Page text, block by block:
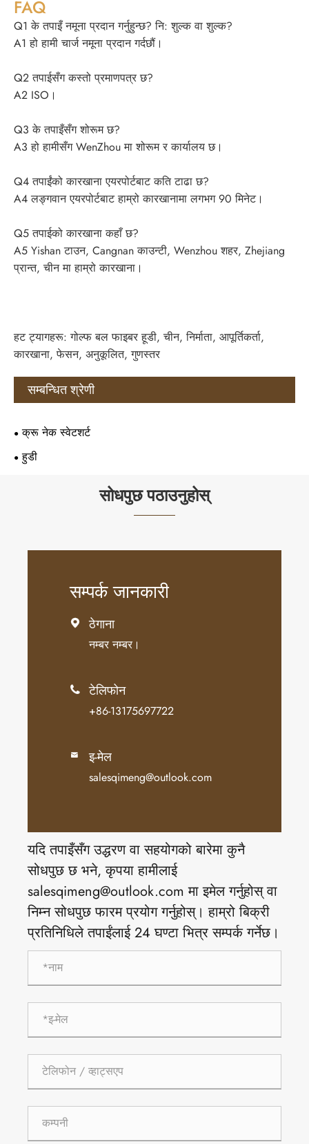
FAQ
Q1 के तपाइँ नमूना प्रदान गर्नुहुन्छ? नि: शुल्क वा शुल्क?
A1 हो हामी चार्ज नमूना प्रदान गर्दछौं।
Q2 तपाईसँग कस्तो प्रमाणपत्र छ?
A2 ISO।
Q3 के तपाइँसँग शोरूम छ?
A3 हो हामीसँग WenZhou मा शोरूम र कार्यालय छ।
Q4 तपाईंको कारखाना एयरपोर्टबाट कति टाढा छ?
A4 लङ्गवान एयरपोर्टबाट हाम्रो कारखानामा लगभग 90 मिनेट।
Q5 तपाईको कारखाना कहाँ छ?
A5 Yishan टाउन, Cangnan काउन्टी, Wenzhou शहर, Zhejiang
प्रान्त, चीन मा हाम्रो कारखाना।
हट ट्यागहरू: गोल्फ बल फाइबर हूडी, चीन, निर्माता, आपूर्तिकर्ता,
कारखाना, फेसन, अनुकूलित, गुणस्तर
सम्बन्धित श्रेणी
क्रू नेक स्वेटशर्ट
हुडी
सोधपुछ पठाउनुहोस्
सम्पर्क जानकारी
 ठेगाना
नम्बर नम्बर।
 टेलिफोन
+86-13175697722
 इ-मेल
salesqimeng@outlook.com
यदि तपाइँसँग उद्धरण वा सहयोगको बारेमा कुनै
सोधपुछ छ भने, कृपया हामीलाई
salesqimeng@outlook.com मा इमेल गर्नुहोस् वा
निम्न सोधपुछ फारम प्रयोग गर्नुहोस्। हाम्रो बिक्री
प्रतिनिधिले तपाईंलाई 24 घण्टा भित्र सम्पर्क गर्नेछ।